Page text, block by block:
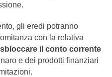
gli eredi potranno
con la relativa
sbloccare il conto corrente
e dei prodotti finanziari